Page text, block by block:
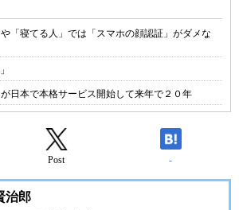
「寝てる人」では「スマホの顔認証」がダメな
が日本で本格サービス開始して来年で２０年
Post -
治郎